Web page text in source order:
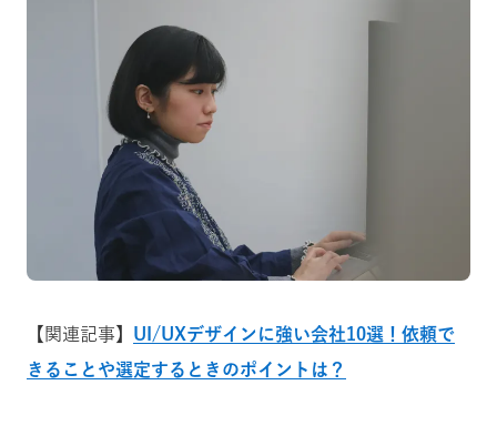
【関連記事】 UI/UXデザインに強い会社10選！依頼で
きることや選定するときのポイントは？